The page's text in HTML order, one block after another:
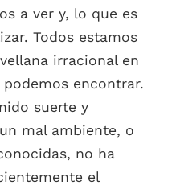
a ver y, lo que es
Todos estamos
irracional en
encontrar.
suerte y
mal ambiente, o
no ha
el